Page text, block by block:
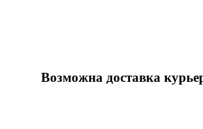
Возможна доставка